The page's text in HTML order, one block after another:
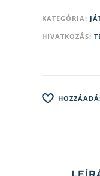
KATEGÓRIA:
HIVATKOZÁS: